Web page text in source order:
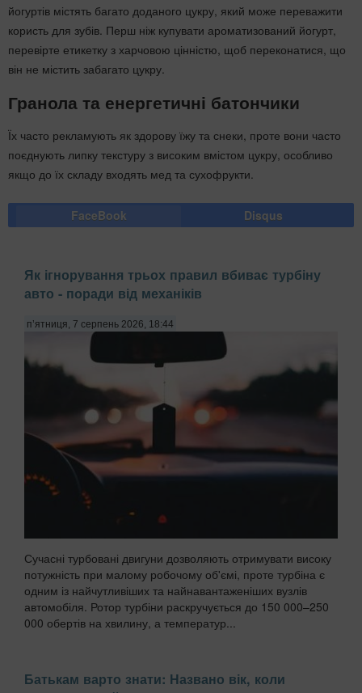
йогуртів містять багато доданого цукру, який може переважити
користь для зубів. Перш ніж купувати ароматизований йогурт,
перевірте етикетку з харчовою цінністю, щоб переконатися, що
він не містить забагато цукру.
Гранола та енергетичні батончики
Їх часто рекламують як здорову їжу та снеки, проте вони часто
поєднують липку текстуру з високим вмістом цукру, особливо
якщо до їх складу входять мед та сухофрукти.
FaceBook Disqus
Як ігнорування трьох правил вбиває турбіну
авто - поради від механіків
п’ятниця, 7 серпень 2026, 18:44
Сучасні турбовані двигуни дозволяють отримувати високу
потужність при малому робочому об'ємі, проте турбіна є
одним із найчутливіших та найнавантаженіших вузлів
автомобіля. Ротор турбіни раскручується до 150 000–250
000 обертів на хвилину, а температур...
Батькам варто знати: Названо вік, коли